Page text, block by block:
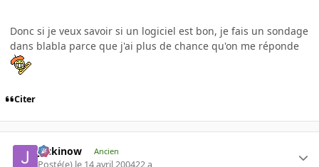
Donc si je veux savoir si un logiciel est bon, je fais un sondage
dans blabla parce que j'ai plus de chance qu'on me réponde
Citer
jackinow Ancien
Posté(e) le 14 avril 200422 a